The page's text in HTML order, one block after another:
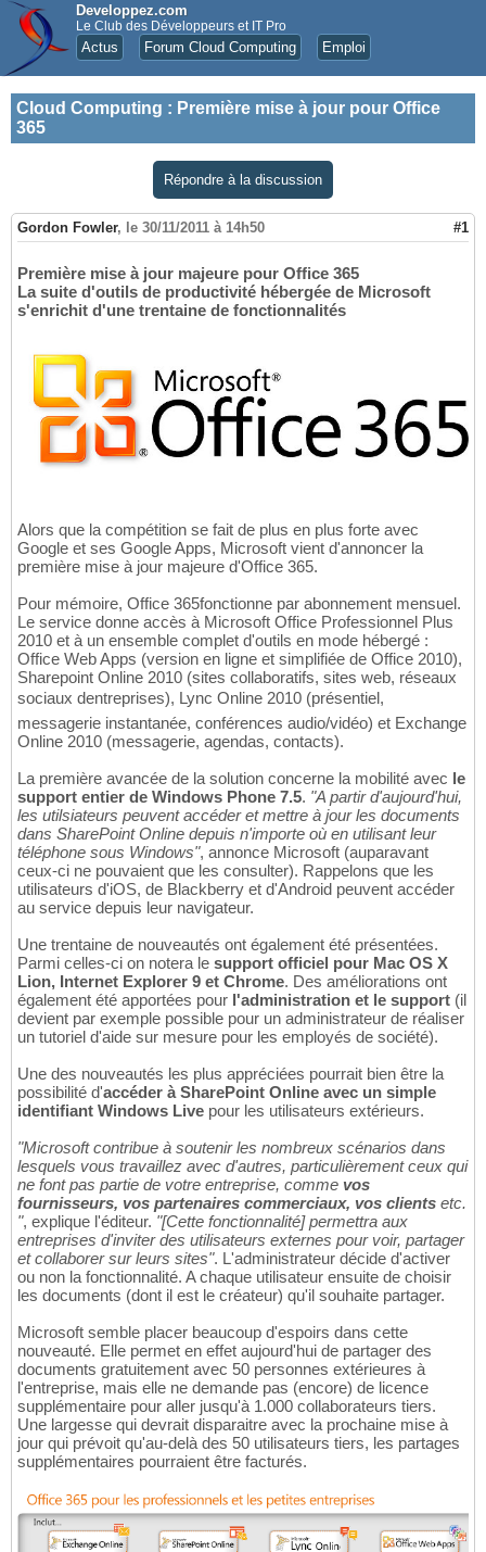
Developpez.com
Le Club des Développeurs et IT Pro
Actus Forum Cloud Computing Emploi
Cloud Computing : Première mise à jour pour Office
365
Répondre à la discussion
Gordon Fowler, le 30/11/2011 à 14h50 #1
Première mise à jour majeure pour Office 365
La suite d'outils de productivité hébergée de Microsoft
s'enrichit d'une trentaine de fonctionnalités
Alors que la compétition se fait de plus en plus forte avec
Google et ses Google Apps, Microsoft vient d'annoncer la
première mise à jour majeure d'Office 365.
Pour mémoire, Office 365fonctionne par abonnement mensuel.
Le service donne accès à Microsoft Office Professionnel Plus
2010 et à un ensemble complet d'outils en mode hébergé :
Office Web Apps (version en ligne et simplifiée de Office 2010),
Sharepoint Online 2010 (sites collaboratifs, sites web, réseaux
sociaux dentreprises), Lync Online 2010 (présentiel,
messagerie instantanée, conférences audio/vidéo) et Exchange
Online 2010 (messagerie, agendas, contacts).
La première avancée de la solution concerne la mobilité avec le
support entier de Windows Phone 7.5. "A partir d'aujourd'hui,
les utilsiateurs peuvent accéder et mettre à jour les documents
dans SharePoint Online depuis n'importe où en utilisant leur
téléphone sous Windows", annonce Microsoft (auparavant
ceux-ci ne pouvaient que les consulter). Rappelons que les
utilisateurs d'iOS, de Blackberry et d'Android peuvent accéder
au service depuis leur navigateur.
Une trentaine de nouveautés ont également été présentées.
Parmi celles-ci on notera le support officiel pour Mac OS X
Lion, Internet Explorer 9 et Chrome. Des améliorations ont
également été apportées pour l'administration et le support (il
devient par exemple possible pour un administrateur de réaliser
un tutoriel d'aide sur mesure pour les employés de société).
Une des nouveautés les plus appréciées pourrait bien être la
possibilité d'accéder à SharePoint Online avec un simple
identifiant Windows Live pour les utilisateurs extérieurs.
"Microsoft contribue à soutenir les nombreux scénarios dans
lesquels vous travaillez avec d'autres, particulièrement ceux qui
ne font pas partie de votre entreprise, comme vos
fournisseurs, vos partenaires commerciaux, vos clients etc.
", explique l'éditeur. "[Cette fonctionnalité] permettra aux
entreprises d'inviter des utilisateurs externes pour voir, partager
et collaborer sur leurs sites". L'administrateur décide d'activer
ou non la fonctionnalité. A chaque utilisateur ensuite de choisir
les documents (dont il est le créateur) qu'il souhaite partager.
Microsoft semble placer beaucoup d'espoirs dans cette
nouveauté. Elle permet en effet aujourd'hui de partager des
documents gratuitement avec 50 personnes extérieures à
l'entreprise, mais elle ne demande pas (encore) de licence
supplémentaire pour aller jusqu'à 1.000 collaborateurs tiers.
Une largesse qui devrait disparaitre avec la prochaine mise à
jour qui prévoit qu'au-delà des 50 utilisateurs tiers, les partages
supplémentaires pourraient être facturés.